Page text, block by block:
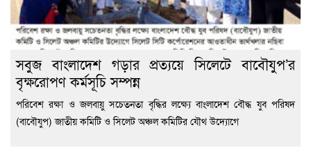
সবুজ বাংলাদেশ গড়ার প্রত্যয়ে সিলেটে বাবৌযুপ’র
বৃক্ষরোপণ কর্মসূচি সম্পন্ন
পরিবেশ রক্ষা ও জলবায়ু সচেতনতা বৃদ্ধির লক্ষ্যে বাংলাদেশ বৌদ্ধ যুব পরিষদ
(বাবৌযুপ) জাতীয় কমিটি ও সিলেট অঞ্চল কমিটির যৌথ উদ্যোগে